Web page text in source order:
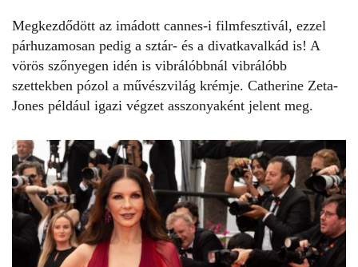
Megkezdődött az imádott cannes-i filmfesztivál, ezzel
párhuzamosan pedig a sztár- és a divatkavalkád is! A
vörös szőnyegen idén is vibrálóbbnál vibrálóbb
szettekben pózol a művészvilág krémje. Catherine Zeta-
Jones például igazi végzet asszonyaként jelent meg.